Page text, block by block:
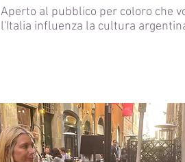
Aperto al pubblico per coloro che
l'Italia influenza la cultura